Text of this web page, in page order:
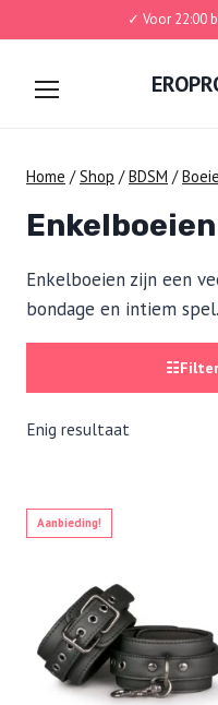
✓ Voor 22:00
Home / Shop / BDSM /
Enkelboeien
Enkelboeien zijn een
bondage en intiem spel.
☷
Enig resultaat
Aanbieding!